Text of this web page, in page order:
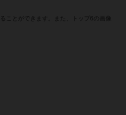
ことができます。また、トップ6の画像